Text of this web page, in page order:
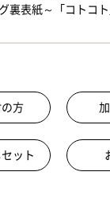
裏表紙～「コトコ
方
ット